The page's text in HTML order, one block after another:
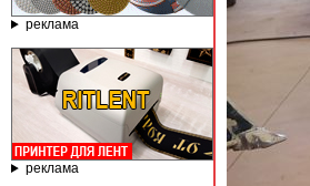
реклама
реклама